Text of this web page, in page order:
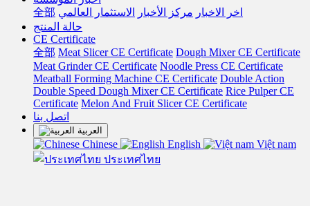
全部
اخر الاخبار مركز الأخبار
الاستثمار العالمي
حالة المنتج
CE Certificate
全部 Meat Slicer CE Certificate Dough Mixer CE Certificate
Meat Grinder CE Certificate Noodle Press CE Certificate
Meatball Forming Machine CE Certificate Double Action
Double Speed Dough Mixer CE Certificate Rice Pulper CE
Certificate Melon And Fruit Slicer CE Certificate
اتصل بنا
العربية
Chinese English
Việt nam
ประเทศไทย